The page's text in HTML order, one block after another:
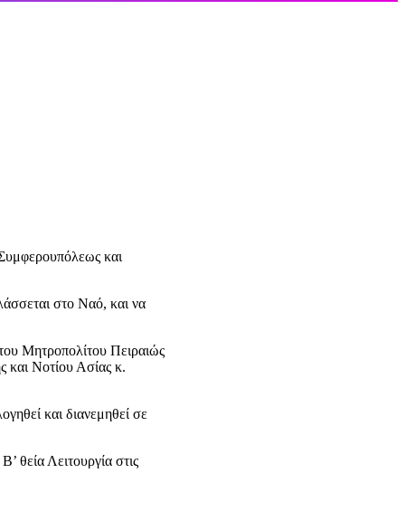
και
στο Ναό, και να
Μητροπολίτου Πειραιώς
και Νοτίου Ασίας κ.
και διανεμηθεί σε
θεία Λειτουργία στις